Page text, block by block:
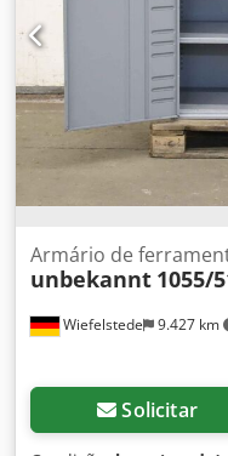
Wiefelstede 9.427 km
Armário de
unbekannt 1055/
Solicitar